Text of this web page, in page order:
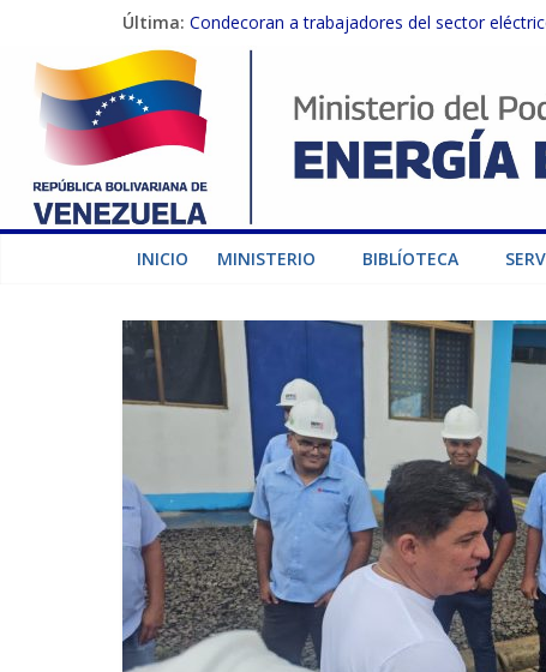
Última: Condecoran a trabajadores del sector
Gobierno Nacional coordina acciones con el
Inspeccionan trabajos de rehabilitación en
Gobierno Nacional activa plan preventivo
Termocarabobo recupera el 50% de su
INICIO MINISTERIO BIBLÍOTECA